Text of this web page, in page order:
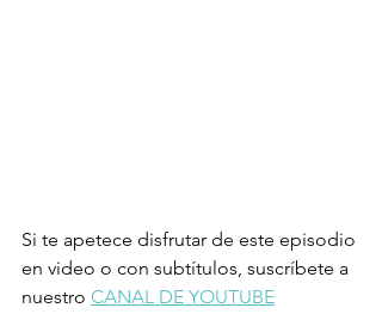
Si te apetece disfrutar de este episodio
en video o con subtítulos, suscríbete a
nuestro CANAL DE YOUTUBE